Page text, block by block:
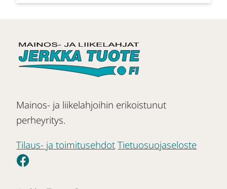
Mainos- ja liikelahjoihin erikoistunut
perheyritys.
Tilaus- ja toimitusehdot Tietuosuojaseloste